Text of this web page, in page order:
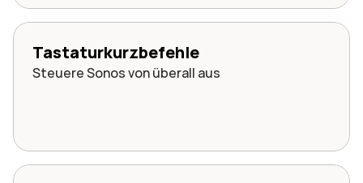
Tastaturkurzbefehle
Steuere Sonos von überall aus